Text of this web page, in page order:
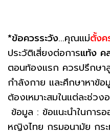
*ข้อควรระวัง...คุณแม่ตั้งค
ประวัติเสี่ยงต่อการแท้ง ค
ตอนท้องแรก ควรปรึกษ
กำลังกาย และศึกษาหาข้
ต้องเหมาะสมในแต่ละช่วง
ข้อมูล : ข้อแนะนำในการ
หญิงไทย กรมอนามัย กร